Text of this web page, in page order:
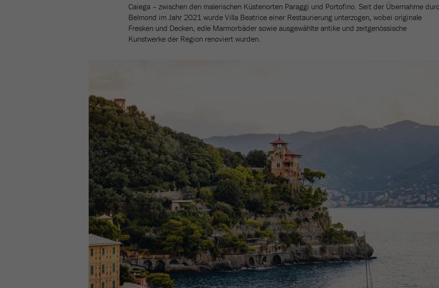
Caiega – zwischen den malerischen Küstenorten Paraggi und Portofino. Seit der Übernahme
Belmond im Jahr 2021 wurde Villa Beatrice einer Restaurierung unterzogen, wobei originale
Fresken und Decken, edle Marmorbäder sowie ausgewählte antike und zeitgenössische
Kunstwerke der Region renoviert wurden.